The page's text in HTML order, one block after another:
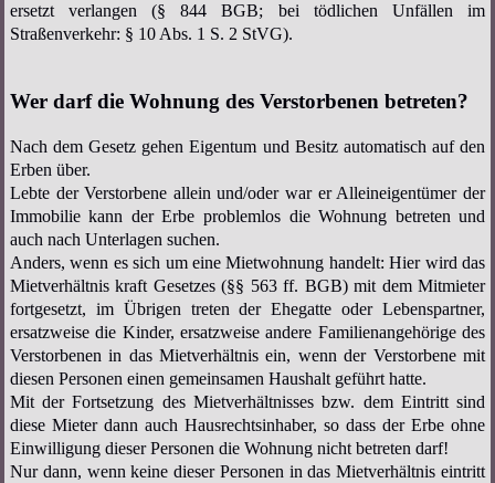
ersetzt verlangen (§ 844 BGB; bei tödlichen Unfällen im
Straßenverkehr: § 10 Abs. 1 S. 2 StVG).
Wer darf die Wohnung des Verstorbenen betreten?
Nach dem Gesetz gehen Eigentum und Besitz automatisch auf den
Erben über.
Lebte der Verstorbene allein und/oder war er Alleineigentümer der
Immobilie kann der Erbe problemlos die Wohnung betreten und
auch nach Unterlagen suchen.
Anders, wenn es sich um eine Mietwohnung handelt: Hier wird das
Mietverhältnis kraft Gesetzes (§§ 563 ff. BGB) mit dem Mitmieter
fortgesetzt, im Übrigen treten der Ehegatte oder Lebenspartner,
ersatzweise die Kinder, ersatzweise andere Familienangehörige des
Verstorbenen in das Mietverhältnis ein, wenn der Verstorbene mit
diesen Personen einen gemeinsamen Haushalt geführt hatte.
Mit der Fortsetzung des Mietverhältnisses bzw. dem Eintritt sind
diese Mieter dann auch Hausrechtsinhaber, so dass der Erbe ohne
Einwilligung dieser Personen die Wohnung nicht betreten darf!
Nur dann, wenn keine dieser Personen in das Mietverhältnis eintritt